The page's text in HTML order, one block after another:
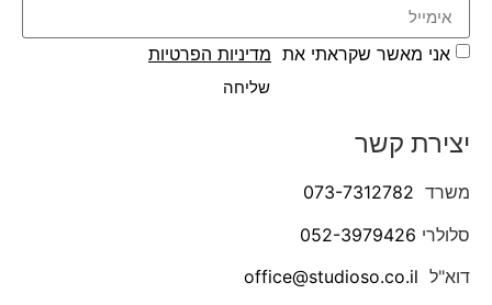
אני מאשר שקראתי את מדיניות הפרטיות
שליחה
יצירת קשר
משרד 073-7312782
סלולרי 052-3979426
דוא"ל office@studioso.co.il